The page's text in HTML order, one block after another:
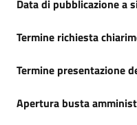
Data di pubblicazione a
Termine richiesta
Termine presentazione
Apertura busta